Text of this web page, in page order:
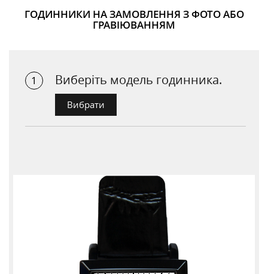
ГОДИННИКИ НА ЗАМОВЛЕННЯ З ФОТО АБО
ГРАВІЮВАННЯМ
Виберіть модель годинника.
Вибрати